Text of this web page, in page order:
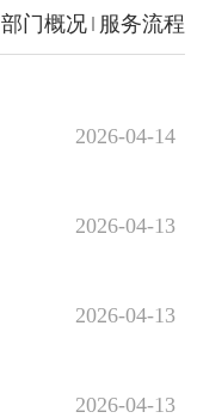
部门概况 服务流程
2026-04-14
2026-04-13
2026-04-13
2026-04-13